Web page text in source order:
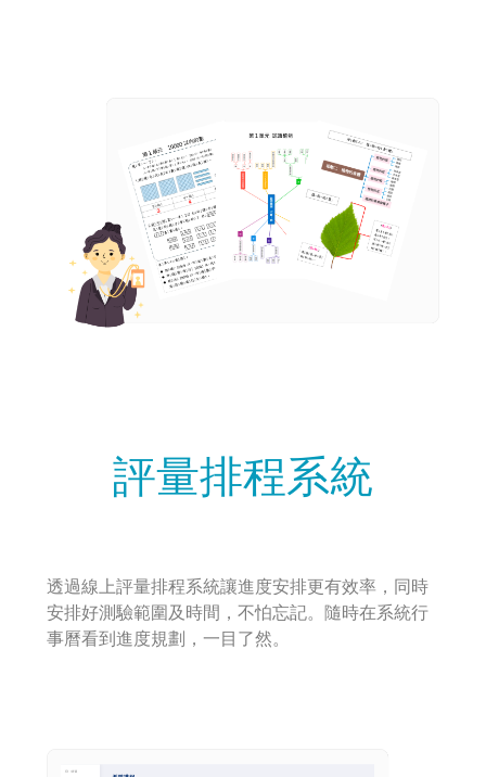
評量排程系統
透過線上評量排程系統讓進度安排更有效率，同時
安排好測驗範圍及時間，不怕忘記。隨時在系統行
事曆看到進度規劃，一目了然。